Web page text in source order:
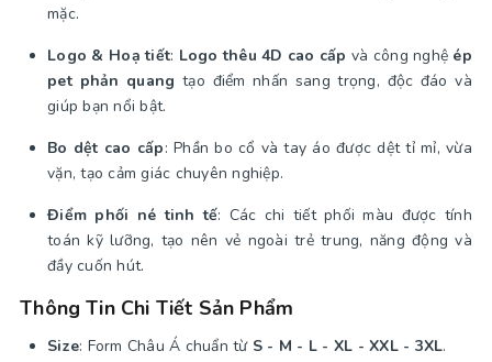
mặc.
Logo & Hoạ tiết: Logo thêu 4D cao cấp và công nghệ ép
pet phản quang tạo điểm nhấn sang trọng, độc đáo và
giúp bạn nổi bật.
Bo dệt cao cấp: Phần bo cổ và tay áo được dệt tỉ mỉ, vừa
vặn, tạo cảm giác chuyên nghiệp.
Điểm phối né tinh tế: Các chi tiết phối màu được tính
toán kỹ lưỡng, tạo nên vẻ ngoài trẻ trung, năng động và
đầy cuốn hút.
Thông Tin Chi Tiết Sản Phẩm
Size: Form Châu Á chuẩn từ S - M - L - XL - XXL - 3XL.